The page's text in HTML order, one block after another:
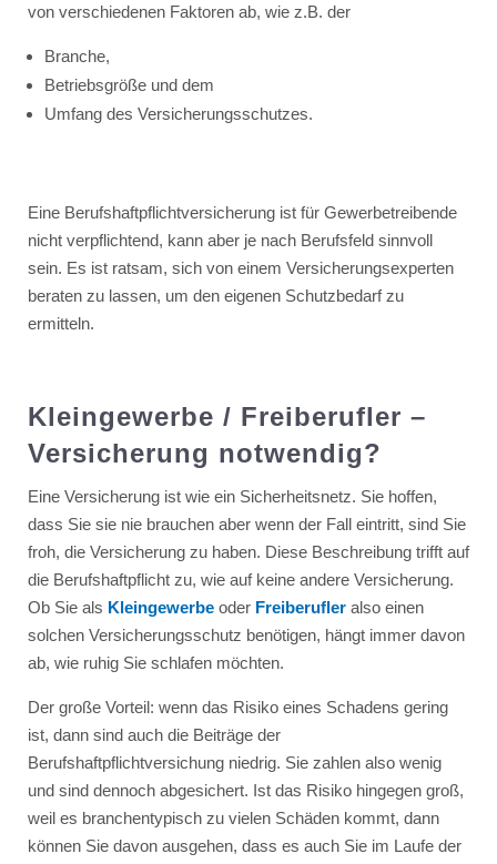
von verschiedenen Faktoren ab, wie z.B. der
Branche,
Betriebsgröße und dem
Umfang des Versicherungsschutzes.
Eine Berufshaftpflichtversicherung ist für Gewerbetreibende
nicht verpflichtend, kann aber je nach Berufsfeld sinnvoll
sein. Es ist ratsam, sich von einem Versicherungsexperten
beraten zu lassen, um den eigenen Schutzbedarf zu
ermitteln.
Kleingewerbe / Freiberufler –
Versicherung notwendig?
Eine Versicherung ist wie ein Sicherheitsnetz. Sie hoffen,
dass Sie sie nie brauchen aber wenn der Fall eintritt, sind Sie
froh, die Versicherung zu haben. Diese Beschreibung trifft auf
die Berufshaftpflicht zu, wie auf keine andere Versicherung.
Ob Sie als Kleingewerbeoder Freiberufleralso einen
solchen Versicherungsschutz benötigen, hängt immer davon
ab, wie ruhig Sie schlafen möchten.
Der große Vorteil: wenn das Risiko eines Schadens gering
ist, dann sind auch die Beiträge der
Berufshaftpflichtversichung niedrig. Sie zahlen also wenig
und sind dennoch abgesichert. Ist das Risiko hingegen groß,
weil es branchentypisch zu vielen Schäden kommt, dann
können Sie davon ausgehen, dass es auch Sie im Laufe der